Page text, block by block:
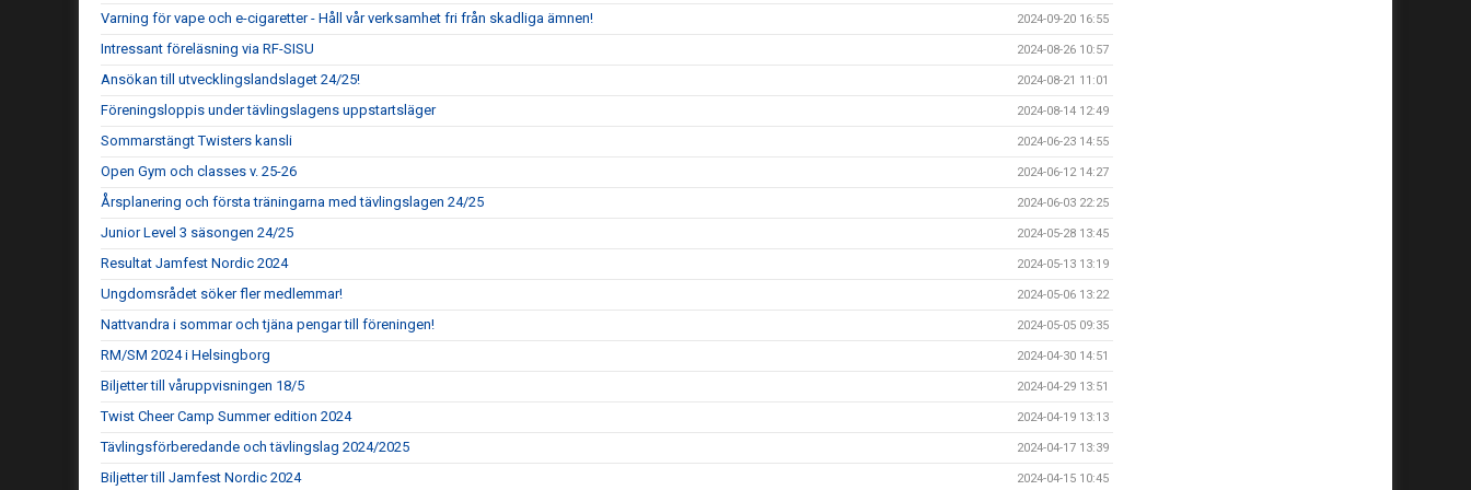
Varning för vape och e-cigaretter - Håll vår verksamhet fri från skadliga ämnen! 2024-09-20 16:55
Intressant föreläsning via RF-SISU 2024-08-26 10:57
Ansökan till utvecklingslandslaget 24/25! 2024-08-21 11:01
Föreningsloppis under tävlingslagens uppstartsläger 2024-08-14 12:49
Sommarstängt Twisters kansli 2024-06-23 14:55
Open Gym och classes v. 25-26 2024-06-12 14:27
Årsplanering och första träningarna med tävlingslagen 24/25 2024-06-03 22:25
Junior Level 3 säsongen 24/25 2024-05-28 13:45
Resultat Jamfest Nordic 2024 2024-05-13 13:19
Ungdomsrådet söker fler medlemmar! 2024-05-06 13:22
Nattvandra i sommar och tjäna pengar till föreningen! 2024-05-05 09:35
RM/SM 2024 i Helsingborg 2024-04-30 14:51
Biljetter till våruppvisningen 18/5 2024-04-29 13:51
Twist Cheer Camp Summer edition 2024 2024-04-19 13:13
Tävlingsförberedande och tävlingslag 2024/2025 2024-04-17 13:39
Biljetter till Jamfest Nordic 2024 2024-04-15 10:45